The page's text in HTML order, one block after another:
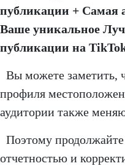
публикации + Самая
Ваше уникальное
публикации на
Вы можете заметить,
профиля
аудитории также
Поэтому продолжайте
отчетностью и